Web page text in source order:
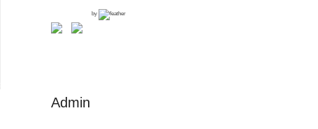
by
Admin